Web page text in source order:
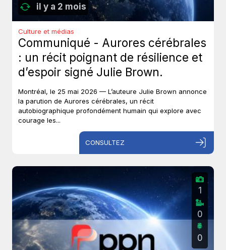
il y a 2 mois
Culture et médias
Communiqué - Aurores cérébrales
: un récit poignant de résilience et
d’espoir signé Julie Brown.
Montréal, le 25 mai 2026 — L’auteure Julie Brown annonce
la parution de Aurores cérébrales, un récit
autobiographique profondément humain qui explore avec
courage les...
CONSULTEZ
1
0
0